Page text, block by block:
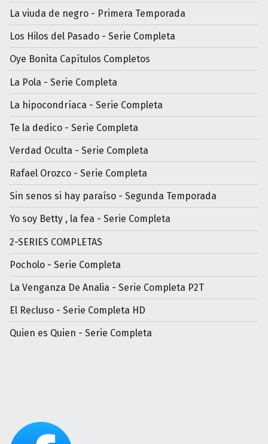
La viuda de negro - Primera Temporada
Los Hilos del Pasado - Serie Completa
Oye Bonita Capítulos Completos
La Pola - Serie Completa
La hipocondríaca - Serie Completa
Te la dedico - Serie Completa
Verdad Oculta - Serie Completa
Rafael Orozco - Serie Completa
Sin senos si hay paraíso - Segunda Temporada
Yo soy Betty , la fea - Serie Completa
2-SERIES COMPLETAS
Pocholo - Serie Completa
La Venganza De Analia - Serie Completa P2T
El Recluso - Serie Completa HD
Quien es Quien - Serie Completa